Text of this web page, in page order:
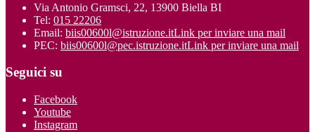
Via Antonio Gramsci, 22, 13900 Biella BI
Tel: 015 22206
Email: biis00600l@istruzione.itLink per inviare una mail
PEC: biis00600l@pec.istruzione.itLink per inviare una mail
Seguici su
Facebook
Youtube
Instagram